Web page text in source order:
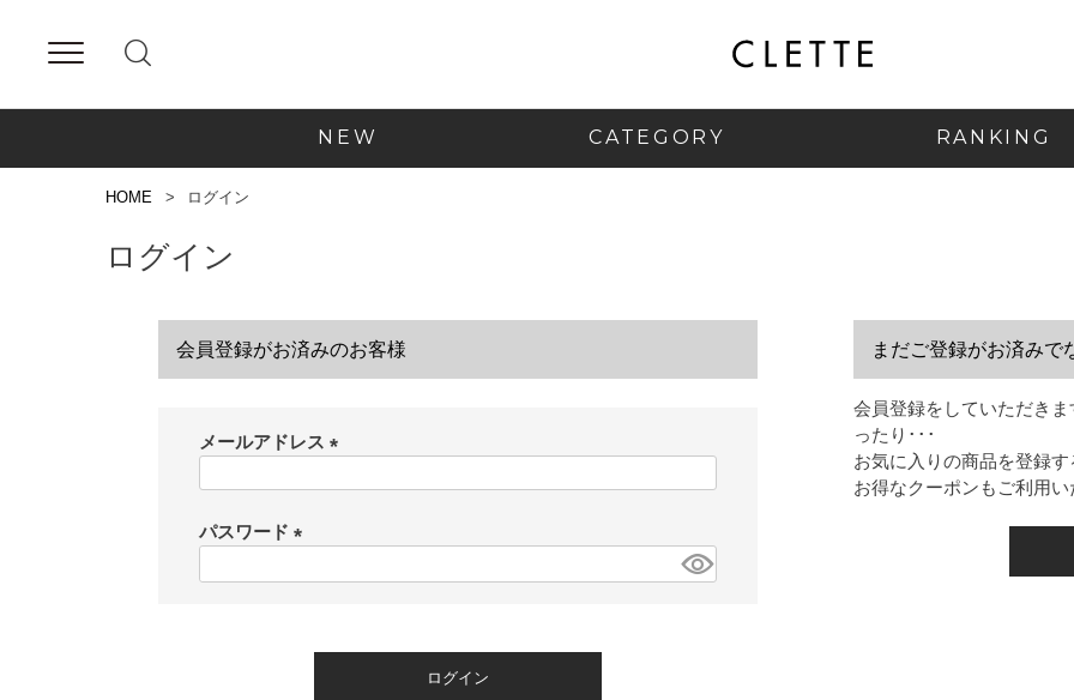
NEW CATEGORY RANKING
HOME ログイン
ログイン
会員登録がお済みのお客様
メールアドレス
パスワード
ログイン
まだご登録がお済みで
会員登録をしていただき
ったり･･･
お気に入りの商品を登録
お得なクーポンもご利用